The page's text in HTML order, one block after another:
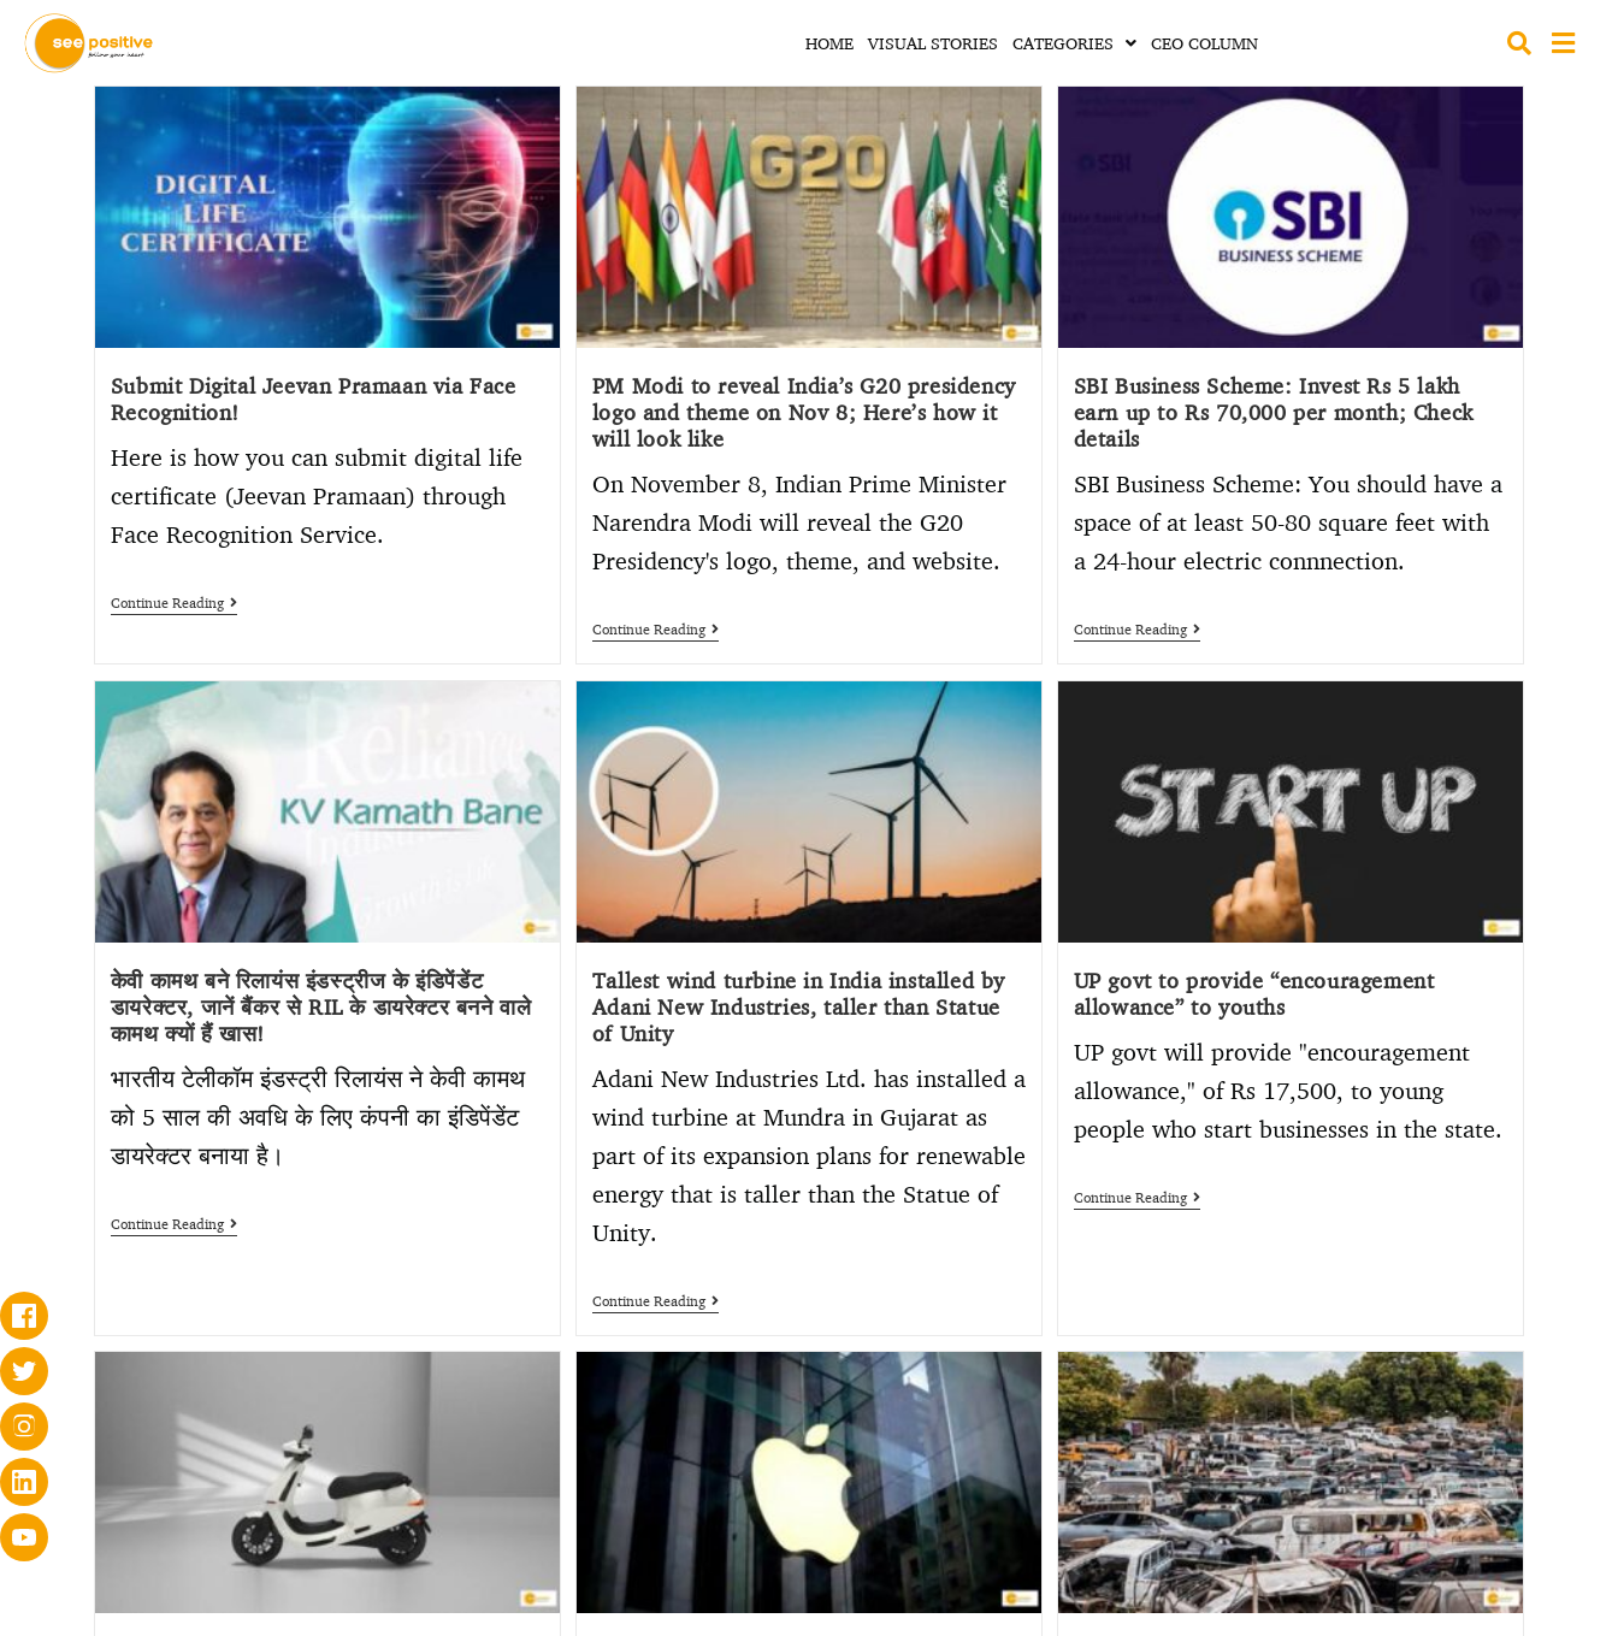
HOME VISUAL STORIES CATEGORIES CEO COLUMN
Submit Digital Jeevan Pramaan via Face
Recognition!
Here is how you can submit digital life
certificate (Jeevan Pramaan) through
Face Recognition Service.
Continue Reading
PM Modi to reveal India’s G20 presidency
logo and theme on Nov 8; Here’s how it
will look like
On November 8, Indian Prime Minister
Narendra Modi will reveal the G20
Presidency's logo, theme, and website.
Continue Reading
SBI Business Scheme: Invest Rs 5 lakh
earn up to Rs 70,000 per month; Check
details
SBI Business Scheme: You should have a
space of at least 50-80 square feet with
a 24-hour electric connnection.
Continue Reading
केवी कामथ बने रिलायंस इंडस्ट्रीज के इंडिपेंडेंट
डायरेक्टर, जानें बैंकर से RIL के डायरेक्टर बनने वाले
कामथ क्यों हैं खास!
भारतीय टेलीकॉम इंडस्ट्री रिलायंस ने केवी कामथ
को 5 साल की अवधि के लिए कंपनी का इंडिपेंडेंट
डायरेक्टर बनाया है।
Continue Reading
Tallest wind turbine in India installed by
Adani New Industries, taller than Statue
of Unity
Adani New Industries Ltd. has installed a
wind turbine at Mundra in Gujarat as
part of its expansion plans for renewable
energy that is taller than the Statue of
Unity.
Continue Reading
UP govt to provide “encouragement
allowance” to youths
UP govt will provide "encouragement
allowance," of Rs 17,500, to young
people who start businesses in the state.
Continue Reading